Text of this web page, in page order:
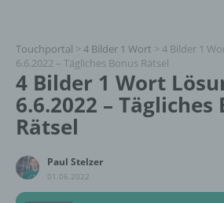
Touchportal > 4 Bilder 1 Wort > 4 Bilder 1
6.6.2022 – Tägliches Bonus Rätsel
4 Bilder 1 Wort
6.6.2022 – Tägliches
Rätsel
Paul Stelzer
01.06.2022